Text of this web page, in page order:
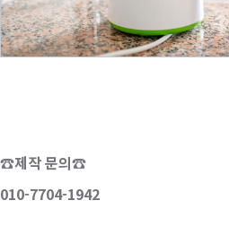
☎제작 문의☎
010-7704-1942